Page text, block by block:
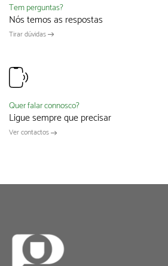
Tem perguntas?
Nós temos as respostas
Tirar dúvidas
Quer falar connosco?
Ligue sempre que precisar
Ver contactos